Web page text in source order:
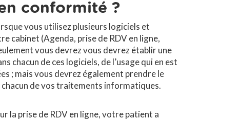
conformité ?
vous utilisez plusieurs logiciels et
cabinet (Agenda, prise de RDV en ligne,
vous devrez vous devrez établir une
chacun de ces logiciels, de l’usage qui en est
; mais vous devrez également prendre le
de vos traitements informatiques.
la prise de RDV en ligne, votre patient a